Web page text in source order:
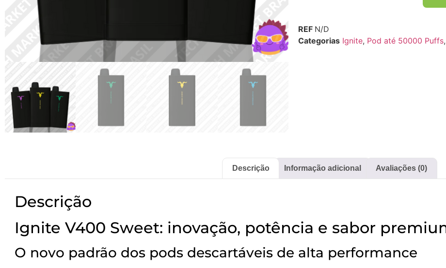
REF N/D
Categorias Ignite, Pod até 50000 Puffs,
Descrição Informação adicional Avaliações (0)
Descrição
Ignite V400 Sweet: inovação, potência e sabor
O novo padrão dos pods descartáveis de alta performance